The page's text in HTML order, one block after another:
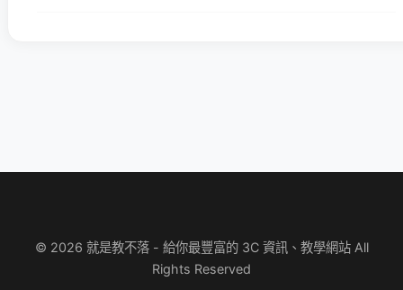
© 2026 就是教不落 - 給你最豐富的 3C 資訊、教學網站 All
Rights Reserved